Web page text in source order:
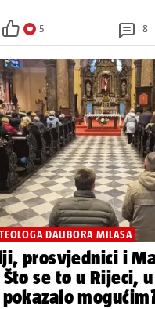
5 8
DALIBORA MILASA
prosvjednici i
se to u Rijeci,